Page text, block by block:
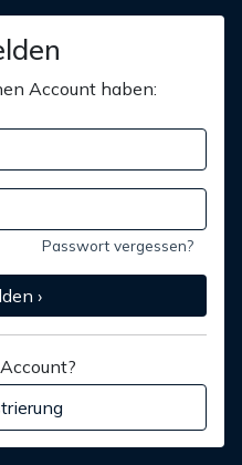
Account haben:
Passwort vergessen?
›